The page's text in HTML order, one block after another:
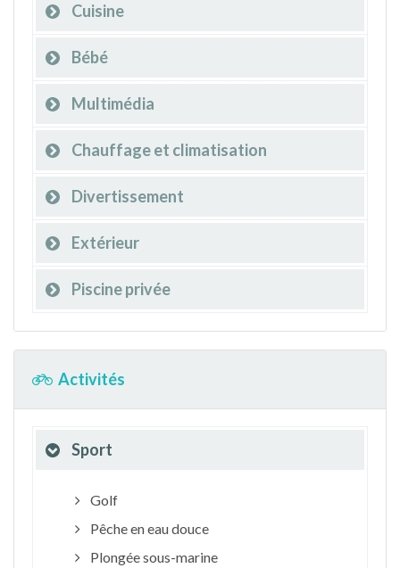
Cuisine
Bébé
Multimédia
Chauffage et climatisation
Divertissement
Extérieur
Piscine privée
Activités
Sport
Golf
Pêche en eau douce
Plongée sous-marine